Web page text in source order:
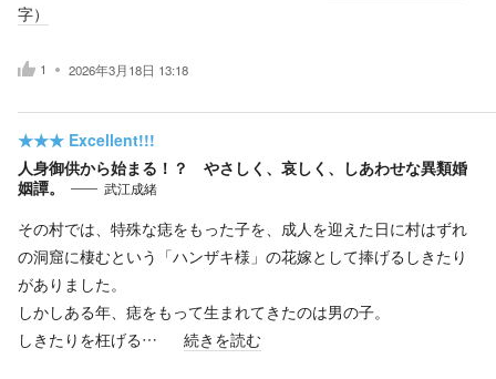
字）
1 2026年3月18日 13:18
★★★ Excellent!!!
人身御供から始まる！？ やさしく、哀しく、しあわせな異類婚
姻譚。
武江成緒
その村では、特殊な痣をもった子を、成人を迎えた日に村はずれ
の洞窟に棲むという「ハンザキ様」の花嫁として捧げるしきたり
がありました。
しかしある年、痣をもって生まれてきたのは男の子。
しきたりを枉げる…
続きを読む